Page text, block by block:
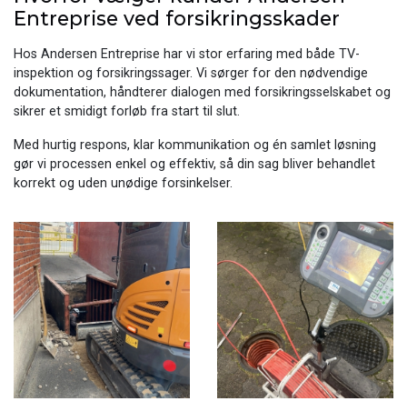
Entreprise ved forsikringsskader
Hos Andersen Entreprise har vi stor erfaring med både TV-
inspektion og forsikringssager. Vi sørger for den nødvendige
dokumentation, håndterer dialogen med forsikringsselskabet og
sikrer et smidigt forløb fra start til slut.
Med hurtig respons, klar kommunikation og én samlet løsning
gør vi processen enkel og effektiv, så din sag bliver behandlet
korrekt og uden unødige forsinkelser.